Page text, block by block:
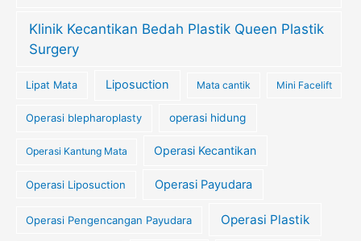
Klinik Kecantikan Bedah Plastik Queen Plastik
Surgery
Lipat Mata Liposuction Mata cantik Mini Facelift
Operasi blepharoplasty operasi hidung
Operasi Kantung Mata Operasi Kecantikan
Operasi Liposuction Operasi Payudara
Operasi Pengencangan Payudara Operasi Plastik